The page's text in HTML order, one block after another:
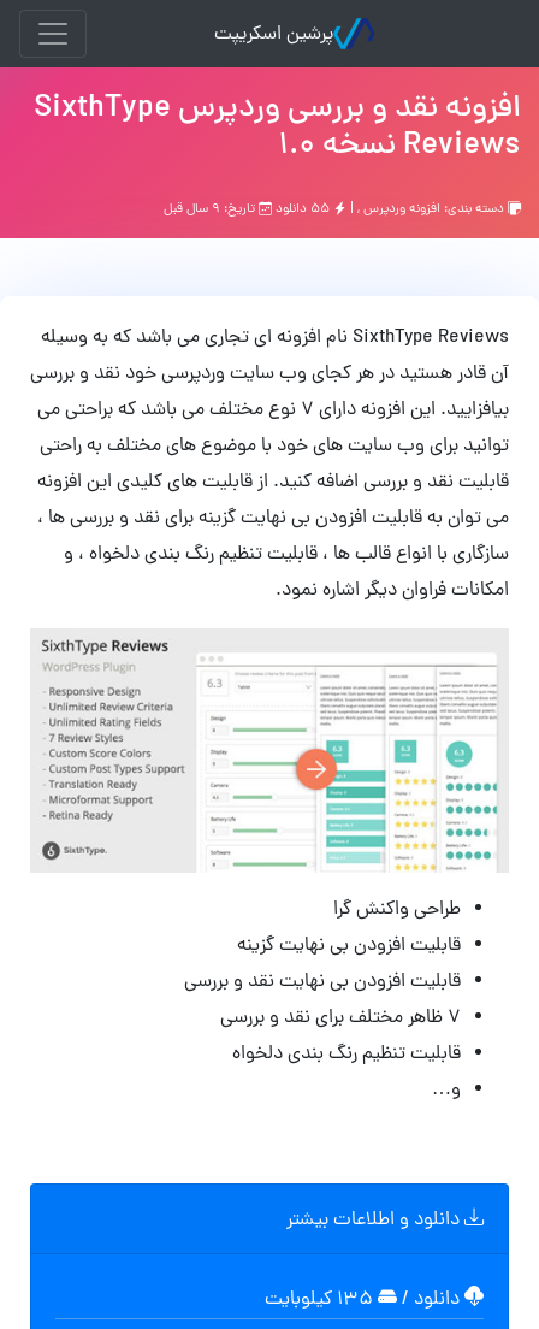
پرشین اسکریپت
افزونه نقد و بررسی وردپرس SixthType
Reviews نسخه 1.0
دسته بندی: افزونه وردپرس, | تاریخ: ۹ سال قبل
SixthType Reviews نام افزونه ای تجاری می باشد که به وسیله
آن قادر هستید در هر کجای وب سایت وردپرسی خود نقد و بررسی
بیافزایید. این افزونه دارای 7 نوع مختلف می باشد که براحتی می
توانید برای وب سایت های خود با موضوع های مختلف به راحتی
قابلیت نقد و بررسی اضافه کنید. از قابلیت های کلیدی این افزونه
می توان به قابلیت افزودن بی نهایت گزینه برای نقد و بررسی ها ،
سازگاری با انواع قالب ها ، قابلیت تنظیم رنگ بندی دلخواه ، و
امکانات فراوان دیگر اشاره نمود.
طراحی واکنش گرا
قابلیت افزودن بی نهایت گزینه
قابلیت افزودن بی نهایت نقد و بررسی
۷ ظاهر مختلف برای نقد و بررسی
قابلیت تنظیم رنگ بندی دلخواه
و…
دانلود و اطلاعات بیشتر
دانلود /